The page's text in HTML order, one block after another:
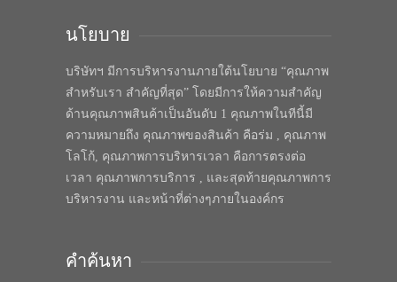
นโยบาย
บริษัทฯ มีการบริหารงานภายใต้นโยบาย “คุณภาพ
สำหรับเรา สำคัญที่สุด” โดยมีการให้ความสำคัญ
ด้านคุณภาพสินค้าเป็นอันดับ 1 คุณภาพในทีนี้มี
ความหมายถึง คุณภาพของสินค้า คือร่ม , คุณภาพ
โลโก้, คุณภาพการบริหารเวลา คือการตรงต่อ
เวลา คุณภาพการบริการ , และสุดท้ายคุณภาพการ
บริหารงาน และหน้าที่ต่างๆภายในองค์กร
คำค้นหา